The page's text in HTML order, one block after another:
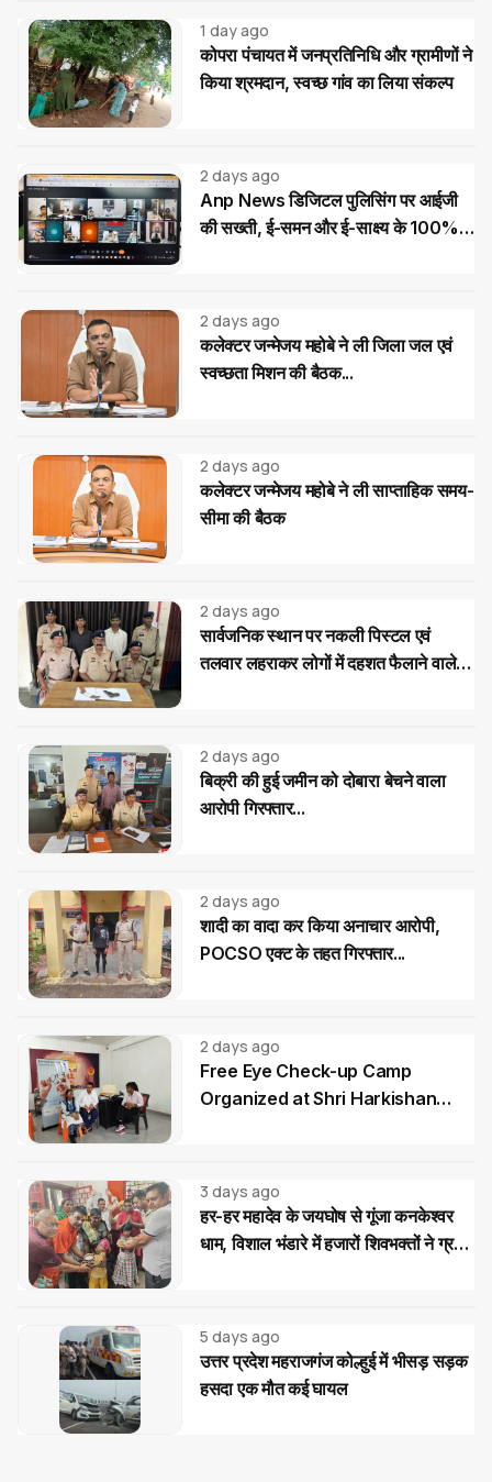
1 day ago
कोपरा पंचायत में जनप्रतिनिधि और ग्रामीणों ने
किया श्रमदान, स्वच्छ गांव का लिया संकल्प
2 days ago
Anp News डिजिटल पुलिसिंग पर आईजी
की सख्ती, ई-समन और ई-साक्ष्य के 100%
2 days ago
कलेक्टर जन्मेजय महोबे ने ली जिला जल एवं
स्वच्छता मिशन की बैठक...
2 days ago
कलेक्टर जन्मेजय महोबे ने ली साप्ताहिक समय-
सीमा की बैठक
2 days ago
सार्वजनिक स्थान पर नकली पिस्टल एवं
तलवार लहराकर लोगों में दहशत फैलाने वाले
2 days ago
बिक्री की हुई जमीन को दोबारा बेचने वाला
आरोपी गिरफ्तार...
2 days ago
शादी का वादा कर किया अनाचार आरोपी,
POCSO एक्ट के तहत गिरफ्तार...
2 days ago
Free Eye Check-up Camp
Organized at Shri Harkishan
3 days ago
हर-हर महादेव के जयघोष से गूंजा कनकेश्वर
धाम, विशाल भंडारे में हजारों शिवभक्तों ने ग्रहण
5 days ago
उत्तर प्रदेश महराजगंज कोल्हुई में भीसड़ सड़क
हसदा एक मौत कई घायल